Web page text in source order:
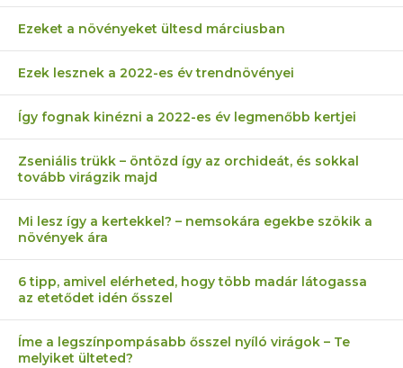
Ezeket a növényeket ültesd márciusban
Ezek lesznek a 2022-es év trendnövényei
Így fognak kinézni a 2022-es év legmenőbb kertjei
Zseniális trükk – öntözd így az orchideát, és sokkal
tovább virágzik majd
Mi lesz így a kertekkel? – nemsokára egekbe szökik a
növények ára
6 tipp, amivel elérheted, hogy több madár látogassa
az etetődet idén ősszel
Íme a legszínpompásabb ősszel nyíló virágok – Te
melyiket ülteted?